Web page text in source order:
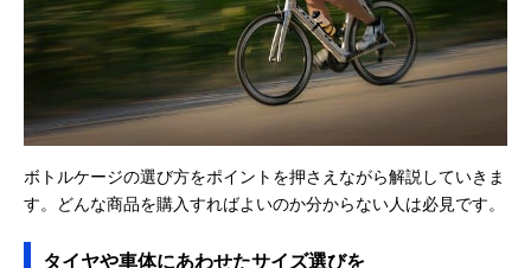
ボトルケージの選び方をポイントを押さえながら解説していきま
す。どんな商品を購入すればよいのか分からない人は必見です。
タイヤや車体にあわせたサイズ選びを